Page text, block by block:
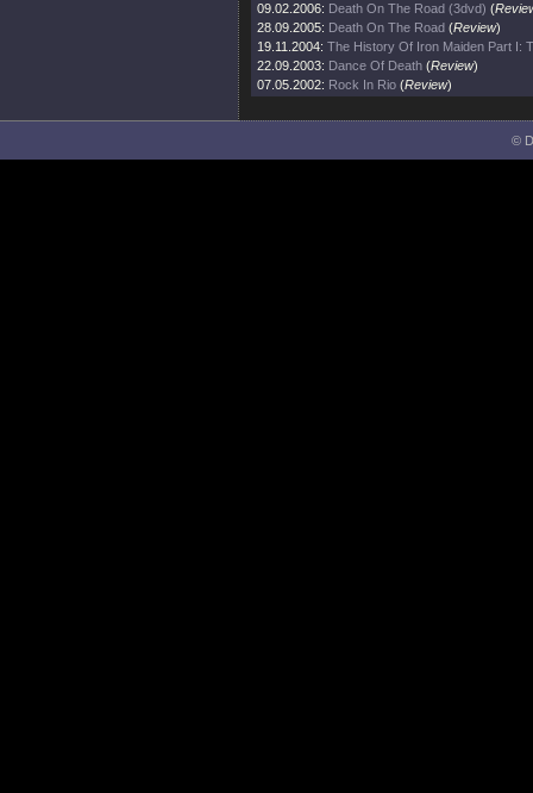
09.02.2006: Death On The Road (3dvd) (
28.09.2005: Death On The Road (Review)
19.11.2004: The History Of Iron Maiden Part I:
22.09.2003: Dance Of Death (Review)
07.05.2002: Rock In Rio (Review)
©